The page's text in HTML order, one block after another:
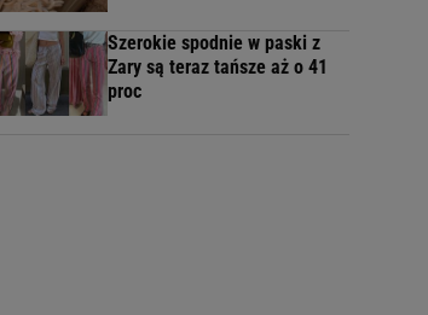
Szerokie spodnie w paski z
Zary są teraz tańsze aż o 41
proc